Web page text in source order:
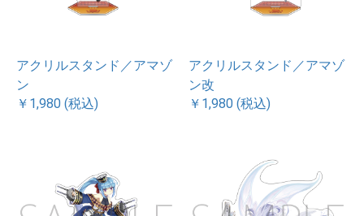
アクリルスタンド／アマゾ
ン
￥1,980 (税込)
アクリルスタンド／アマゾ
ン改
￥1,980 (税込)